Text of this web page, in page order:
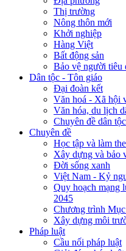
Thị trường
Nông thôn mới
Khởi nghiệp
Hàng Việt
Bất động sản
Bảo vệ người tiêu
Dân tộc - Tôn giáo
Đại đoàn kết
Văn hoá - Xã hội
Văn hóa, du lịch
Chuyên đề dân
Chuyên đề
Học tập và làm
Xây dựng và bảo
Đời sống xanh
Việt Nam - Kỷ
Quy hoạch mạng
2045
Chương trình Mục
Xây dựng môi
Pháp luật
Cầu nối pháp luật